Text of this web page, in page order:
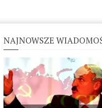
NAJNOWSZE